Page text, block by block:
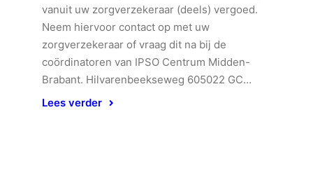
vanuit uw zorgverzekeraar (deels) vergoed.
Neem hiervoor contact op met uw
zorgverzekeraar of vraag dit na bij de
coördinatoren van IPSO Centrum Midden-
Brabant. Hilvarenbeekseweg 605022 GC…
Lees verder